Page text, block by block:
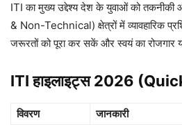
ITI का मुख्य उद्देश्य देश के युवाओं को
& Non-Technical) क्षेत्रों में व्यावहारिक
जरूरतों को पूरा कर सकें और स्वयं का रोजगार
ITI हाइलाइट्स 2026
विवरण
जानकारी